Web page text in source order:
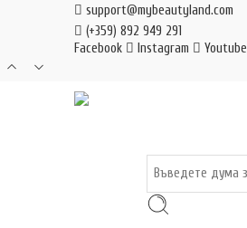
support@mybeautyland.com
(+359) 892 949 291
Facebook
Instagram Youtube